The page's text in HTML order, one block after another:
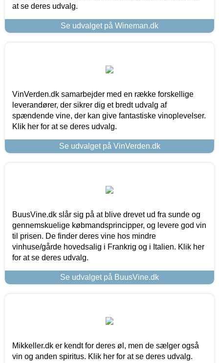
at se deres udvalg.
Se udvalget på Wineman.dk
VinVerden.dk samarbejder med en række forskellige
leverandører, der sikrer dig et bredt udvalg af
spændende vine, der kan give fantastiske vinoplevelser.
Klik her for at se deres udvalg.
Se udvalget på VinVerden.dk
BuusVine.dk slår sig på at blive drevet ud fra sunde og
gennemskuelige købmandsprincipper, og levere god vin
til prisen. De finder deres vine hos mindre
vinhuse/gårde hovedsalig i Frankrig og i Italien. Klik her
for at se deres udvalg.
Se udvalget på BuusVine.dk
Mikkeller.dk er kendt for deres øl, men de sælger også
vin og anden spiritus. Klik her for at se deres udvalg.